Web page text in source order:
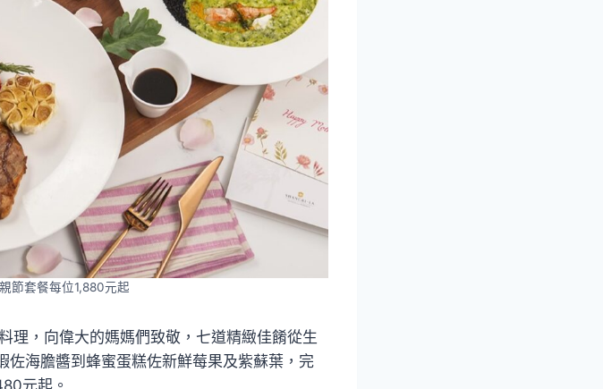
節套餐每位1,880元起
理，向偉大的媽媽們致敬，七道精緻佳餚從生
海膽醬到蜂蜜蛋糕佐新鮮莓果及紫蘇葉，完